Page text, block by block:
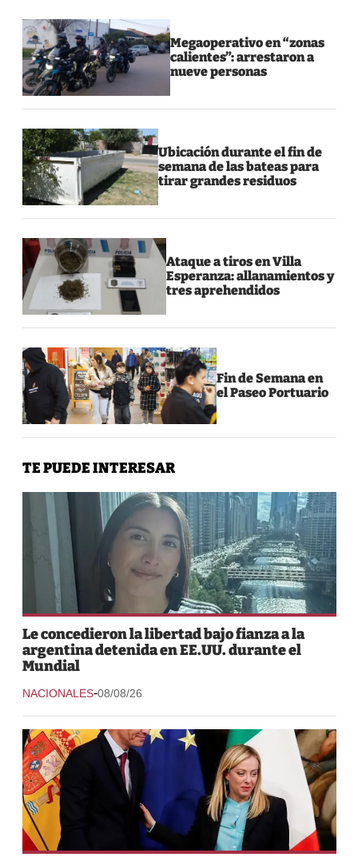
Megaoperativo en “zonas
calientes”: arrestaron a
nueve personas
Ubicación durante el fin de
semana de las bateas para
tirar grandes residuos
Ataque a tiros en Villa
Esperanza: allanamientos y
tres aprehendidos
Fin de Semana en
el Paseo Portuario
TE PUEDE INTERESAR
Le concedieron la libertad bajo fianza a la
argentina detenida en EE.UU. durante el
Mundial
NACIONALES-08/08/26